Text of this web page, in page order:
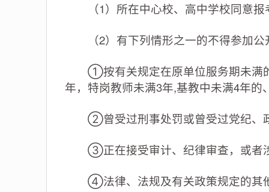
（1）所在中心校、高中学校同意报
（2）有下列情形之一的不得参加公
①按有关规定在原单位服务期未满的
年，特岗教师未满3年,基教中未满4年的
②曾受过刑事处罚或曾受过党纪、
③正在接受审计、纪律审查，或者
④法律、法规及有关政策规定的其